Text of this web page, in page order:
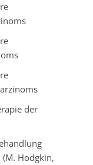
der
Hodgkin,